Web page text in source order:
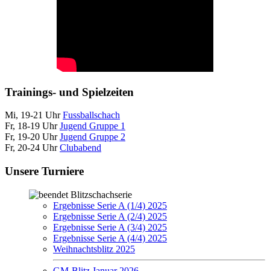
Trainings- und Spielzeiten
Mi, 19-21 UhrFussballschach
Fr, 18-19 UhrJugend Gruppe 1
Fr, 19-20 UhrJugend Gruppe 2
Fr, 20-24 UhrClubabend
Unsere Turniere
Blitzschachserie
Ergebnisse Serie A (1/4) 2025
Ergebnisse Serie A (2/4) 2025
Ergebnisse Serie A (3/4) 2025
Ergebnisse Serie A (4/4) 2025
Weihnachtsblitz 2025